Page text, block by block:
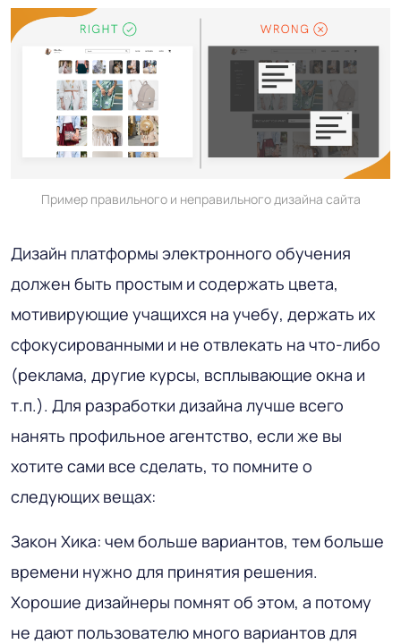
Пример правильного и неправильного дизайна сайта
Дизайн платформы электронного обучения
должен быть простым и содержать цвета,
мотивирующие учащихся на учебу, держать их
сфокусированными и не отвлекать на что-либо
(реклама, другие курсы, всплывающие окна и
т.п.). Для разработки дизайна лучше всего
нанять профильное агентство, если же вы
хотите сами все сделать, то помните о
следующих вещах:
Закон Хика: чем больше вариантов, тем больше
времени нужно для принятия решения.
Хорошие дизайнеры помнят об этом, а потому
не дают пользователю много вариантов для